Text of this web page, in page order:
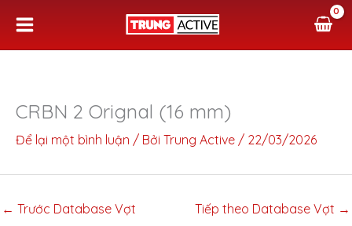
nội
CRBN 2 Orignal (16 mm)
Để lại một bình luận / Bởi Trung Active / 22/03/2026
← Trước Database Vợt Tiếp theo Database Vợt →